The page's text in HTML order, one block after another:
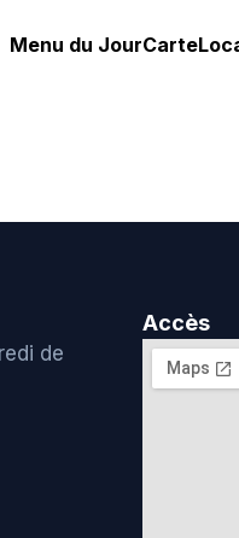
Menu du JourCarte
de
Accès